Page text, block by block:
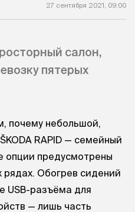
27 сентября 2021, 09:00
салон,
пятерых
почему небольшой,
RAPID — семейный
опции предусмотрены
рядах. Обогрев сидений
USB-разъёма для
— лишь часть